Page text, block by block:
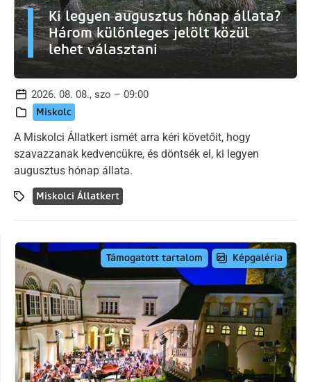
Ki legyen augusztus hónap állata?
Három különleges jelölt közül
lehet választani
2026. 08. 08., szo – 09:00
Miskolc
A Miskolci Állatkert ismét arra kéri követőit, hogy
szavazzanak kedvencükre, és döntsék el, ki legyen
augusztus hónap állata.
Miskolci Állatkert
Támogatott tartalom Képgaléria